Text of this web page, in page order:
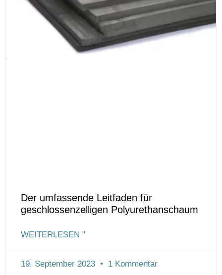
Der umfassende Leitfaden für
geschlossenzelligen Polyurethanschaum
WEITERLESEN "
19. September 2023 1 Kommentar